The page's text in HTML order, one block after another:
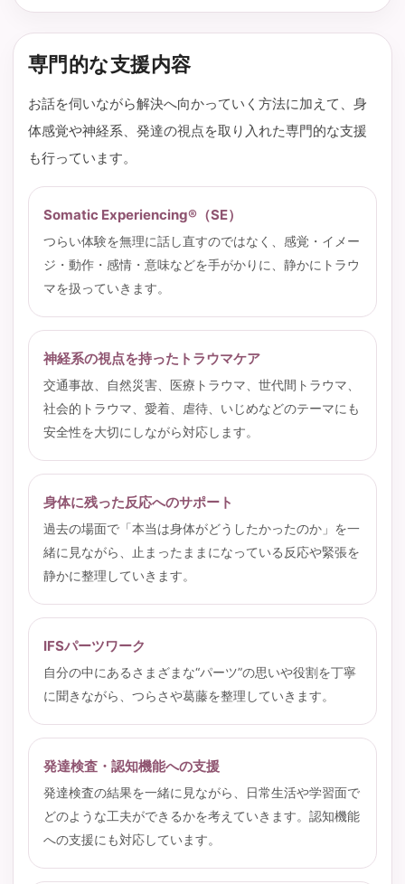
専門的な支援内容
お話を伺いながら解決へ向かっていく方法に加えて、身
体感覚や神経系、発達の視点を取り入れた専門的な支援
も行っています。
Somatic Experiencing®（SE）
つらい体験を無理に話し直すのではなく、感覚・イメー
ジ・動作・感情・意味などを手がかりに、静かにトラウ
マを扱っていきます。
神経系の視点を持ったトラウマケア
交通事故、自然災害、医療トラウマ、世代間トラウマ、
社会的トラウマ、愛着、虐待、いじめなどのテーマにも
安全性を大切にしながら対応します。
身体に残った反応へのサポート
過去の場面で「本当は身体がどうしたかったのか」を一
緒に見ながら、止まったままになっている反応や緊張を
静かに整理していきます。
IFSパーツワーク
自分の中にあるさまざまな“パーツ”の思いや役割を丁寧
に聞きながら、つらさや葛藤を整理していきます。
発達検査・認知機能への支援
発達検査の結果を一緒に見ながら、日常生活や学習面で
どのような工夫ができるかを考えていきます。認知機能
への支援にも対応しています。